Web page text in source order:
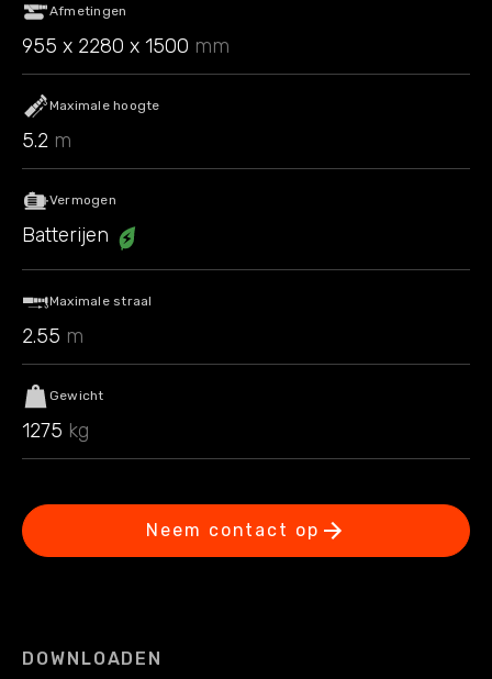
Afmetingen
955 x 2280 x 1500 mm
Maximale hoogte
5.2 m
Vermogen
Batterijen
Maximale straal
2.55 m
Gewicht
1275 kg
Neem contact op
DOWNLOADEN